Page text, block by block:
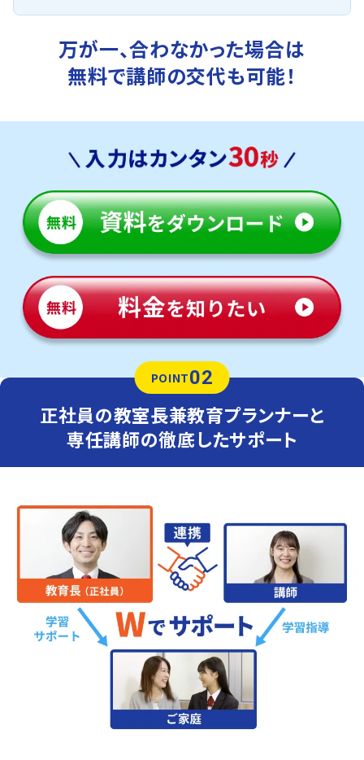
万が一、合わなかった場合は
無料で講師の交代も可能！
POINT02
正社員の教室長兼教育プランナーと
専任講師の徹底したサポート